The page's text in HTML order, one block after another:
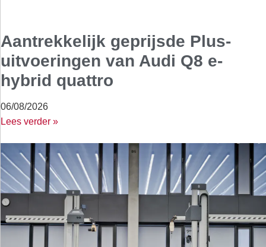
Aantrekkelijk geprijsde Plus-
uitvoeringen van Audi Q8 e-
hybrid quattro
06/08/2026
Lees verder »